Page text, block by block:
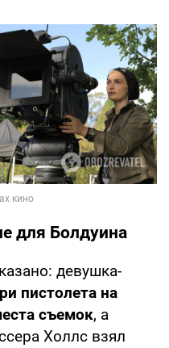
для Болдуина
девушка-
пистолета на
съемок, а
Холлс взял